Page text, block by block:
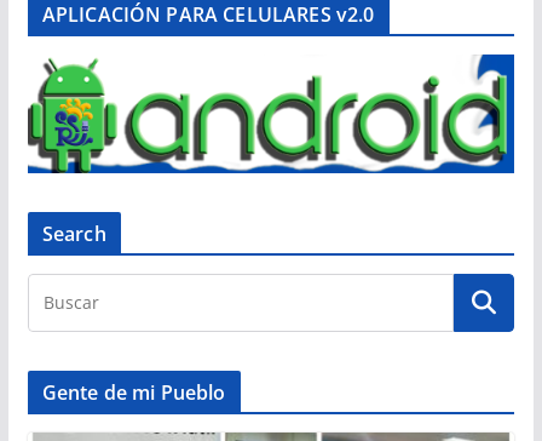
APLICACIÓN PARA CELULARES v2.0
Search
Gente de mi Pueblo